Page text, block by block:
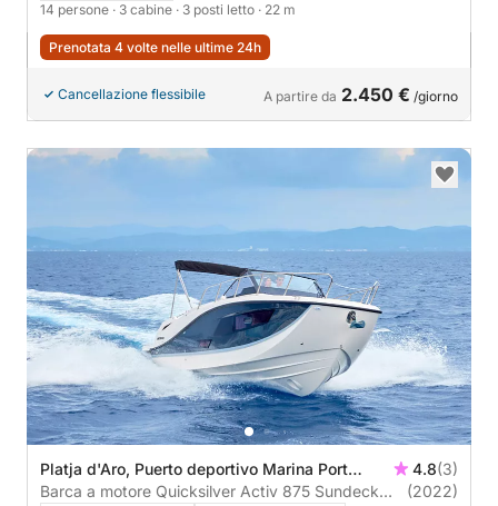
14 persone · 3 cabine · 3 posti letto · 22 m
Prenotata 4 volte nelle ultime 24h
Cancellazione flessibile A partire da 2.450 € /giorno
Platja d'Aro, Puerto deportivo Marina Port
d'Aro
4.8(3)
Barca a motore Quicksilver Activ 875 Sundeck
(2022)